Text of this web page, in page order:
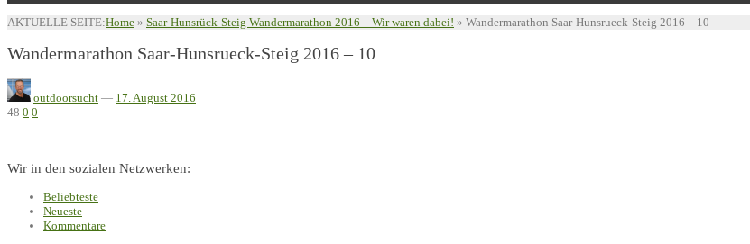
AKTUELLE SEITE:Home » Saar-Hunsrück-Steig Wandermarathon 2016 – Wir waren dabei! » Wandermarathon Saar-Hunsrueck-Steig 2016 – 10
Wandermarathon Saar-Hunsrueck-Steig 2016 – 10
outdoorsucht — 17. August 2016
48 0 0
Wir in den sozialen Netzwerken:
Beliebteste
Neueste
Kommentare